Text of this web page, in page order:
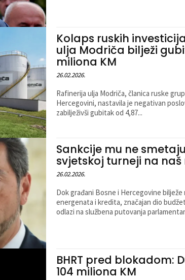
Kolaps ruskih
ulja Modriča bilježi
miliona KM
26.02.2026.
Rafinerija ulja Modriča, članica ruske
Hercegovini, nastavila je negativan
zabilježivši gubitak od 4,87...
Sankcije mu ne
svjetskoj turneji na naš
26.02.2026.
Dok građani Bosne i Hercegovine
energenata i kredita, značajan dio
odlazi na službena putovanja
BHRT pred blokadom:
104 miliona KM